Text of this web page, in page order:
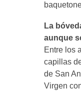
La
aunque
Entre los
capillas
de San
Virgen